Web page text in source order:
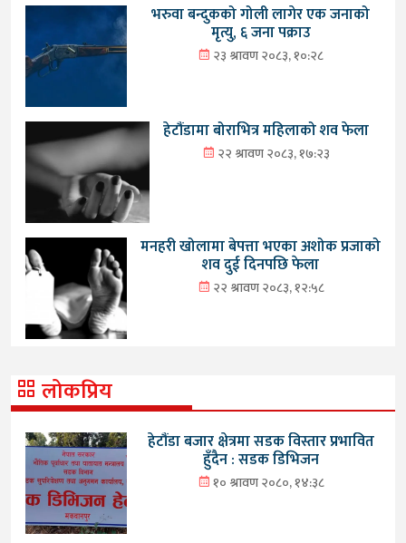
भरुवा बन्दुकको गोली लागेर एक जनाको
मृत्यु, ६ जना पक्राउ
२३ श्रावण २०८३, १०:२८
हेटौंडामा बोराभित्र महिलाको शव फेला
२२ श्रावण २०८३, १७:२३
मनहरी खोलामा बेपत्ता भएका अशोक प्रजाको
शव दुई दिनपछि फेला
२२ श्रावण २०८३, १२:५८
लोकप्रिय
हेटौंडा बजार क्षेत्रमा सडक विस्तार प्रभावित
हुँदैन : सडक डिभिजन
१० श्रावण २०८०, १४:३८